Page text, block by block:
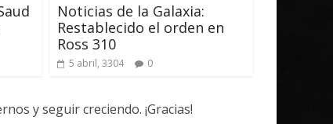
Noticias de la Galaxia:
Restablecido el orden en
Ross 310
5 abril, 3304 0
y seguir creciendo. ¡Gracias!